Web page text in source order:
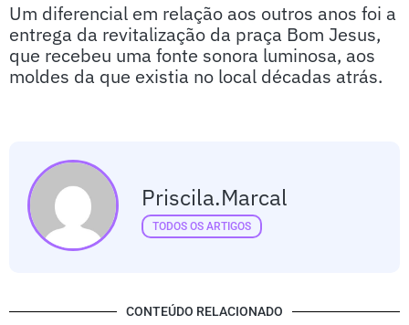
Um diferencial em relação aos outros anos foi a
entrega da revitalização da praça Bom Jesus,
que recebeu uma fonte sonora luminosa, aos
moldes da que existia no local décadas atrás.
Priscila.marcal
TODOS OS ARTIGOS
CONTEÚDO RELACIONADO